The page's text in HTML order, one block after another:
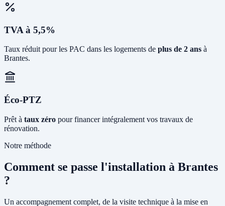
TVA à 5,5%
Taux réduit pour les PAC dans les logements de plus de 2 ans à
Brantes.
Éco-PTZ
Prêt à taux zéro pour financer intégralement vos travaux de
rénovation.
Notre méthode
Comment se passe l'installation à Brantes
?
Un accompagnement complet, de la visite technique à la mise en